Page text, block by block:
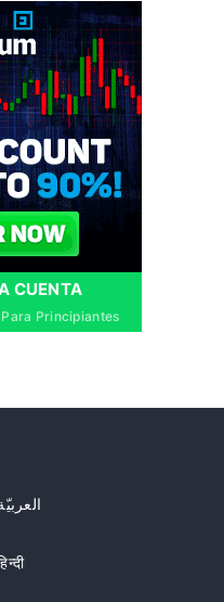
CUENTA
Principiantes